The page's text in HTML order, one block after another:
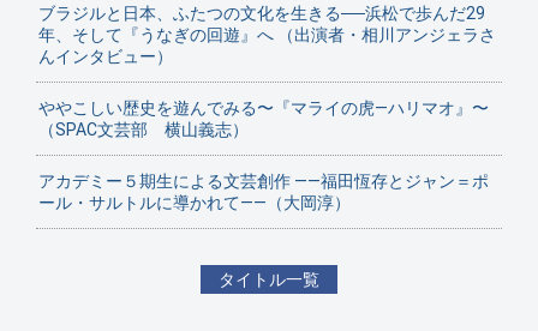
ブラジルと日本、ふたつの文化を生きる──浜松で歩んだ29
年、そして『うなぎの回遊』へ （出演者・相川アンジェラさ
んインタビュー）
ややこしい歴史を遊んでみる〜『マライの虎—ハリマオ』〜
（SPAC文芸部 横山義志）
アカデミー５期生による文芸創作 ——福田恆存とジャン＝ポ
ール・サルトルに導かれて——（大岡淳）
タイトル一覧